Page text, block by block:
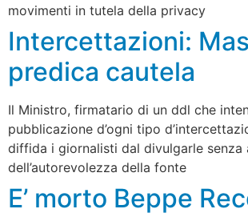
movimenti in tutela della privacy
Intercettazioni:
predica cautela
Il Ministro, firmatario di un ddl che
pubblicazione d’ogni tipo
diffida i giornalisti dal divulgarle senza
dell’autorevolezza della fonte
E’ morto Beppe